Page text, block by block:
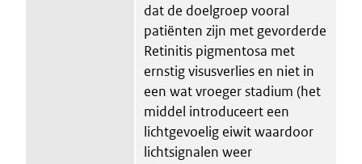
dat de doelgroep vooral
patiënten zijn met gevorderde
Retinitis pigmentosa met
ernstig visusverlies en niet in
een wat vroeger stadium (het
middel introduceert een
lichtgevoelig eiwit waardoor
lichtsignalen weer